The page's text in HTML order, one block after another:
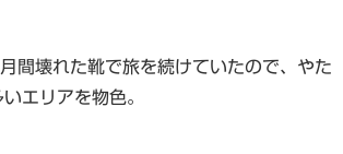
間壊れた靴で旅を続けていたので、やた
エリアを物色。